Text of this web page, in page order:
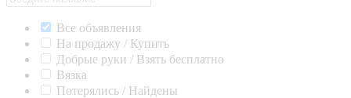
Все объявления
На продажу / Купить
Добрые руки / Взять бесплатно
Вязка
Потерялись / Найдены